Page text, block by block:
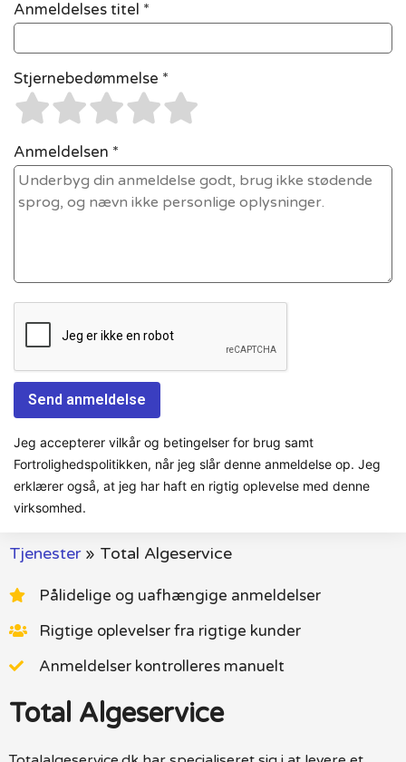
Anmeldelses titel *
Stjernebedømmelse *
Anmeldelsen *
Jeg accepterer vilkår og betingelser for brug samt
Fortrolighedspolitikken, når jeg slår denne anmeldelse op. Jeg
erklærer også, at jeg har haft en rigtig oplevelse med denne
virksomhed.
Tjenester» Total Algeservice
Pålidelige og uafhængige anmeldelser
Rigtige oplevelser fra rigtige kunder
Anmeldelser kontrolleres manuelt
Total Algeservice